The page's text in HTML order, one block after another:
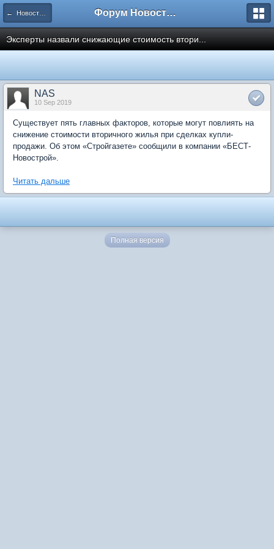
← Новости рынка недвижимости Форум Новостройки
Эксперты назвали снижающие стоимость втори...
NAS
10 Sep 2019
Существует пять главных факторов, которые могут повлиять на
снижение стоимости вторичного жилья при сделках купли-
продажи. Об этом «Стройгазете» сообщили в компании «БЕСТ-
Новострой».
Читать дальше
Полная версия